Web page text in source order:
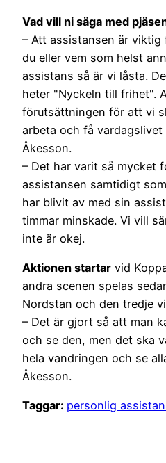
Vad vill ni säga med
– Att assistansen är
du eller vem som helst
assistans så är vi låsta.
heter "Nyckeln till frihet".
förutsättningen för att vi
arbeta och få
Åkesson.
– Det har varit så mycket
assistansen samtidigt
har blivit av med sin
timmar minskade. Vi vill
inte är okej.
Aktionen startar vid
andra scenen spelas
Nordstan och den tredje
– Det är gjort så att man
och se den, men det ska
hela vandringen och se
Åkesson.
Taggar: personlig